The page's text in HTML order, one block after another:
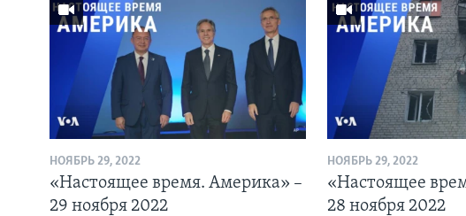
НОЯБРЬ 29, 2022
«Настоящее время. Америка» –
29 ноября 2022
НОЯБРЬ 29, 2022
«Настоящее
28 ноября 2022